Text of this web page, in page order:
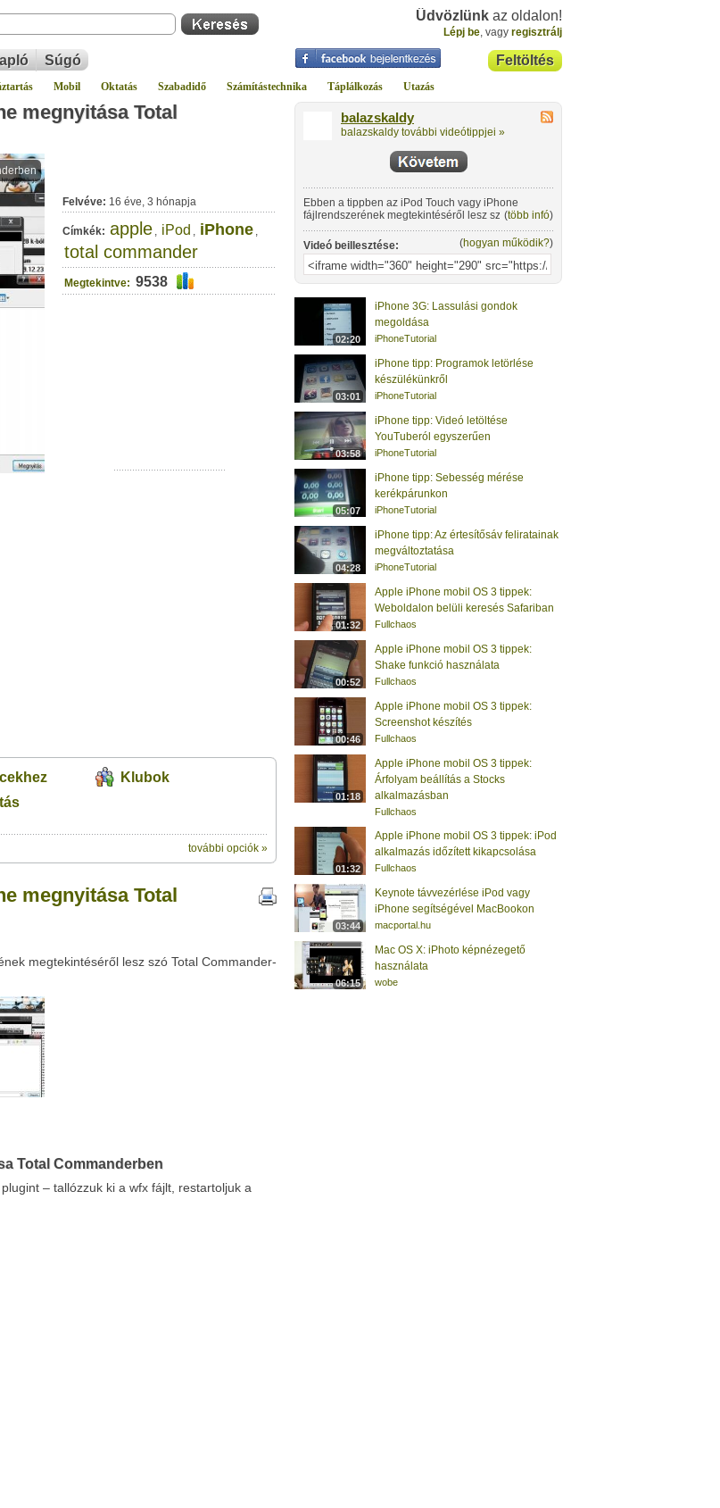
Üdvözlünk az oldalon!
Lépj be, vagy regisztrálj
Feltöltés
Súgó
Mobil Oktatás Szabadidő Számítástechnika Táplálkozás Utazás
megnyitása Total
Felvéve: 16 éve, 3 hónapja
Címkék: apple , iPod , iPhone ,
total commander
Megtekintve: 9538
Klubok
további opciók »
ezt a felületet:
megnyitása Total
megtekintéséről lesz szó Total Commander-
Total Commanderben
– tallózzuk ki a wfx fájlt, restartoljuk a
balazskaldy
balazskaldy további videótippjei »
Ebben a tippben az iPod Touch vagy iPhone
fájlrendszerének megtekintéséről lesz szó Total
Commander-ben.
(több infó)
Videó beillesztése: (hogyan működik?)
02:20
iPhone 3G: Lassulási gondok
megoldása
iPhoneTutorial
03:01
iPhone tipp: Programok letörlése
készülékünkről
iPhoneTutorial
03:58
iPhone tipp: Videó letöltése
YouTuberól egyszerűen
iPhoneTutorial
05:07
iPhone tipp: Sebesség mérése
kerékpárunkon
iPhoneTutorial
04:28
iPhone tipp: Az értesítősáv feliratainak
megváltoztatása
iPhoneTutorial
01:32
Apple iPhone mobil OS 3 tippek:
Weboldalon belüli keresés Safariban
Fullchaos
00:52
Apple iPhone mobil OS 3 tippek:
Shake funkció használata
Fullchaos
00:46
Apple iPhone mobil OS 3 tippek:
Screenshot készítés
Fullchaos
01:18
Apple iPhone mobil OS 3 tippek:
Árfolyam beállítás a Stocks
alkalmazásban
Fullchaos
01:32
Apple iPhone mobil OS 3 tippek: iPod
alkalmazás időzített kikapcsolása
Fullchaos
03:44
Keynote távvezérlése iPod vagy
iPhone segítségével MacBookon
macportal.hu
06:15
Mac OS X: iPhoto képnézegető
használata
wobe